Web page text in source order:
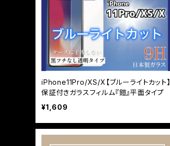
iPhone11Pro/XS/X【ブルーライトカット】
保証付きガラスフィルム『鎧』平面タイプ
¥1,609